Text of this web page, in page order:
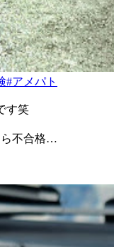
#アメパト
す笑
ら不合格…